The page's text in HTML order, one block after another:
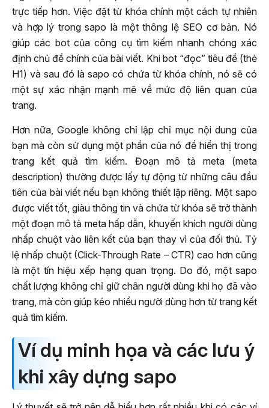
trực tiếp hơn. Việc đặt từ khóa chính một cách tự nhiên
và hợp lý trong sapo là một thông lệ SEO cơ bản. Nó
giúp các bot của công cụ tìm kiếm nhanh chóng xác
định chủ đề chính của bài viết. Khi bot “đọc” tiêu đề (thẻ
H1) và sau đó là sapo có chứa từ khóa chính, nó sẽ có
một sự xác nhận mạnh mẽ về mức độ liên quan của
trang.
Hơn nữa, Google không chỉ lập chỉ mục nội dung của
bạn mà còn sử dụng một phần của nó để hiển thị trong
trang kết quả tìm kiếm. Đoạn mô tả meta (meta
description) thường được lấy tự động từ những câu đầu
tiên của bài viết nếu bạn không thiết lập riêng. Một sapo
được viết tốt, giàu thông tin và chứa từ khóa sẽ trở thành
một đoạn mô tả meta hấp dẫn, khuyến khích người dùng
nhấp chuột vào liên kết của bạn thay vì của đối thủ. Tỷ
lệ nhấp chuột (Click-Through Rate – CTR) cao hơn cũng
là một tín hiệu xếp hạng quan trọng. Do đó, một sapo
chất lượng không chỉ giữ chân người dùng khi họ đã vào
trang, mà còn giúp kéo nhiều người dùng hơn từ trang kết
quả tìm kiếm.
Ví dụ minh họa và các lưu ý
khi xây dựng sapo